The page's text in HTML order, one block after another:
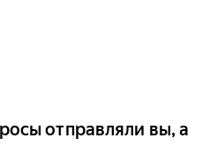
отправляли вы, а